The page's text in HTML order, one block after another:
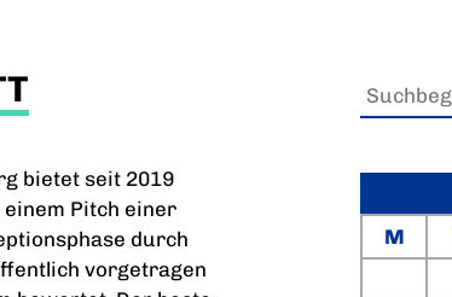
bietet seit 2019
Pitch einer
durch
vorgetragen
M